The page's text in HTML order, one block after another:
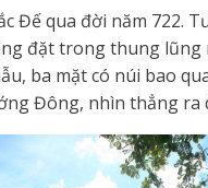
Đế qua đời năm 722.
đặt trong thung lũng
ba mặt có núi bao
Đông, nhìn thẳng ra